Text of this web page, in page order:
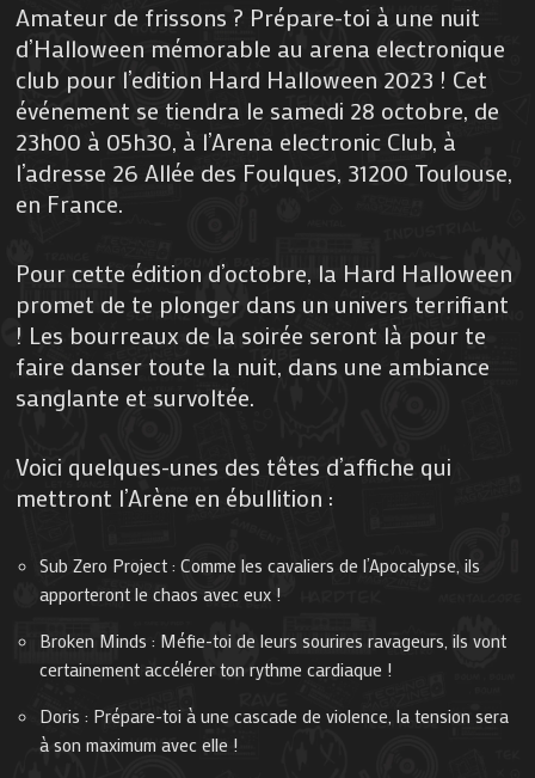
Amateur de frissons ? Prépare-toi à une nuit
d’Halloween mémorable au arena electronique
club pour l’edition Hard Halloween 2023 ! Cet
événement se tiendra le samedi 28 octobre, de
23h00 à 05h30, à l’Arena electronic Club, à
l’adresse 26 Allée des Foulques, 31200 Toulouse,
en France.
Pour cette édition d’octobre, la Hard Halloween
promet de te plonger dans un univers terrifiant
! Les bourreaux de la soirée seront là pour te
faire danser toute la nuit, dans une ambiance
sanglante et survoltée.
Voici quelques-unes des têtes d’affiche qui
mettront l’Arène en ébullition :
Sub Zero Project : Comme les cavaliers de l’Apocalypse, ils
apporteront le chaos avec eux !
Broken Minds : Méfie-toi de leurs sourires ravageurs, ils vont
certainement accélérer ton rythme cardiaque !
Doris : Prépare-toi à une cascade de violence, la tension sera
à son maximum avec elle !